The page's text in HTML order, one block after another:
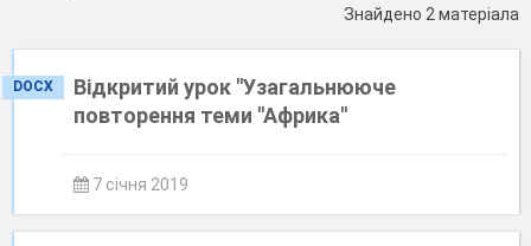
Знайдено 2 матеріала
DOCX
Відкритий урок "Узагальнююче
повторення теми "Африка"
7 січня 2019